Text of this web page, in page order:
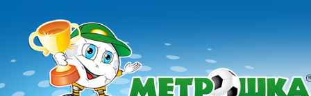
R